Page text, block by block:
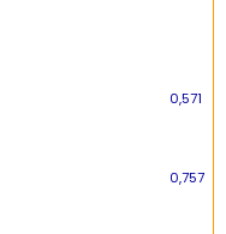
0,571
0,757